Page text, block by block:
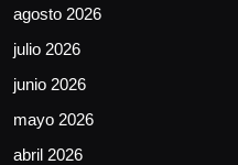
agosto 2026
julio 2026
junio 2026
mayo 2026
abril 2026